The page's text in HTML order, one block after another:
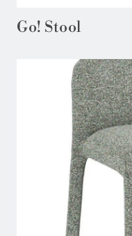
Go! Stool